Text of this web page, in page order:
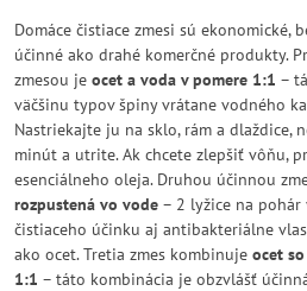
Domáce čistiace zmesi sú ekonomické,
účinné ako drahé komerčné produkty.
zmesou je ocet a voda v pomere 1:1 –
väčšinu typov špiny vrátane vodného
Nastriekajte ju na sklo, rám a dlaždice,
minút a utrite. Ak chcete zlepšiť vôňu,
esenciálneho oleja. Druhou účinnou
rozpustená vo vode – 2 lyžice na pohár
čistiaceho účinku aj antibakteriálne
ako ocet. Tretia zmes kombinuje ocet
1:1 – táto kombinácia je obzvlášť